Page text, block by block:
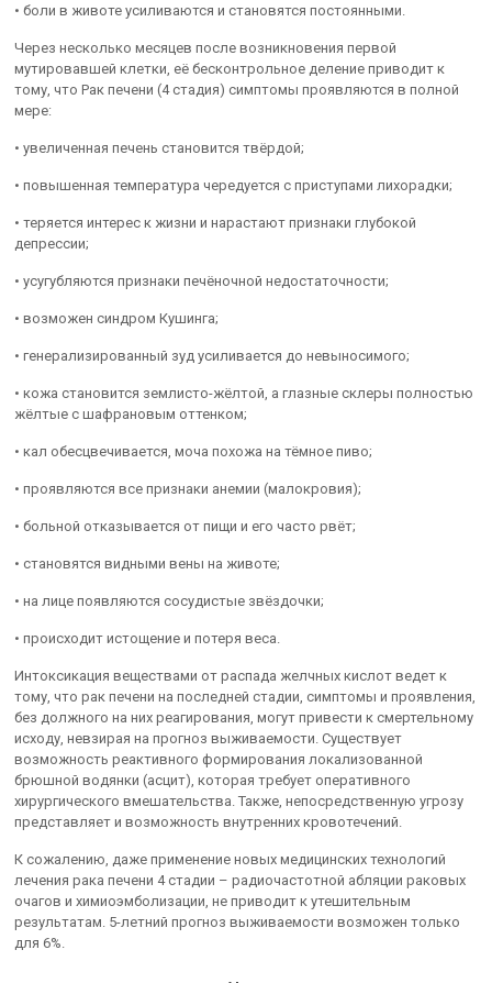
• боли в животе усиливаются и становятся постоянными.
Через несколько месяцев после возникновения первой
мутировавшей клетки, её бесконтрольное деление приводит к
тому, что Рак печени (4 стадия) симптомы проявляются в полной
мере:
• увеличенная печень становится твёрдой;
• повышенная температура чередуется с приступами лихорадки;
• теряется интерес к жизни и нарастают признаки глубокой
депрессии;
• усугубляются признаки печёночной недостаточности;
• возможен синдром Кушинга;
• генерализированный зуд усиливается до невыносимого;
• кожа становится землисто-жёлтой, а глазные склеры полностью
жёлтые с шафрановым оттенком;
• кал обесцвечивается, моча похожа на тёмное пиво;
• проявляются все признаки анемии (малокровия);
• больной отказывается от пищи и его часто рвёт;
• становятся видными вены на животе;
• на лице появляются сосудистые звёздочки;
• происходит истощение и потеря веса.
Интоксикация веществами от распада желчных кислот ведет к
тому, что рак печени на последней стадии, симптомы и проявления,
без должного на них реагирования, могут привести к смертельному
исходу, невзирая на прогноз выживаемости. Существует
возможность реактивного формирования локализованной
брюшной водянки (асцит), которая требует оперативного
хирургического вмешательства. Также, непосредственную угрозу
представляет и возможность внутренних кровотечений.
К сожалению, даже применение новых медицинских технологий
лечения рака печени 4 стадии – радиочастотной абляции раковых
очагов и химиоэмболизации, не приводит к утешительным
результатам. 5-летний прогноз выживаемости возможен только
для 6%.